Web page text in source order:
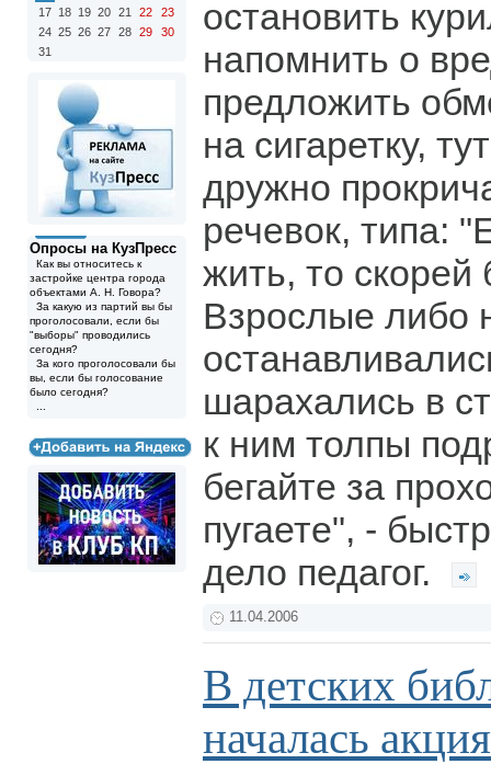
17 18 19 20 21 22
23
24 25 26 27 28 29
30
31
Опросы на КузПресс
Как вы относитесь к
застройке центра города
объектами А. Н. Говора?
За какую из партий вы бы
проголосовали, если бы
"выборы" проводились
сегодня?
За кого проголосовали бы
вы, если бы голосование
было сегодня?
остановить
напомнить о
предложить
на сигаретку,
дружно
речевок, типа:
жить, то скорей
Взрослые либо
шарахались в
к ним толпы
бегайте за
пугаете", -
дело педагог.
11.04.2006
В детских
началась